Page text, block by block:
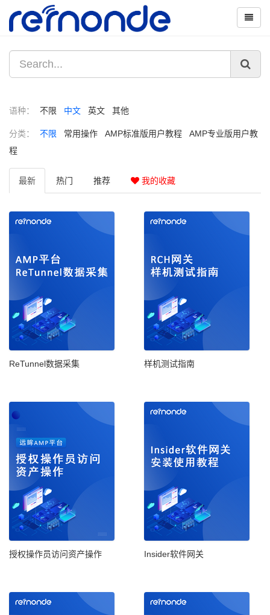
语种： 不限 中文 英文 其他
分类： 不限 常用操作 AMP标准版用户教程
AMP专业版用户教
程
最新 热门 推荐 我的收藏
ReTunnel数据采集 样机测试指南
授权操作员访问资产操作 Insider软件网关